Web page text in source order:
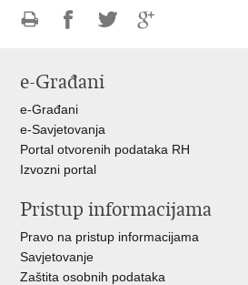
FacebookuTwitteru
e-Građani
e-Građani
e-Savjetovanja
Portal otvorenih podataka RH
Izvozni portal
Pristup informacijama
Pravo na pristup informacijama
Savjetovanje
Zaštita osobnih podataka